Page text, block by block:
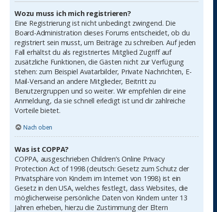
Wozu muss ich mich registrieren?
Eine Registrierung ist nicht unbedingt zwingend. Die
Board-Administration dieses Forums entscheidet, ob du
registriert sein musst, um Beiträge zu schreiben. Auf jeden
Fall erhältst du als registriertes Mitglied Zugriff auf
zusätzliche Funktionen, die Gästen nicht zur Verfügung
stehen: zum Beispiel Avatarbilder, Private Nachrichten, E-
Mail-Versand an andere Mitglieder, Beitritt zu
Benutzergruppen und so weiter. Wir empfehlen dir eine
Anmeldung, da sie schnell erledigt ist und dir zahlreiche
Vorteile bietet.
Nach oben
Was ist COPPA?
COPPA, ausgeschrieben Children’s Online Privacy
Protection Act of 1998 (deutsch: Gesetz zum Schutz der
Privatsphäre von Kindern im Internet von 1998) ist ein
Gesetz in den USA, welches festlegt, dass Websites, die
möglicherweise persönliche Daten von Kindern unter 13
Jahren erheben, hierzu die Zustimmung der Eltern